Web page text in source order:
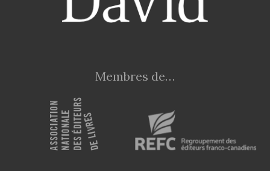
Membres de…